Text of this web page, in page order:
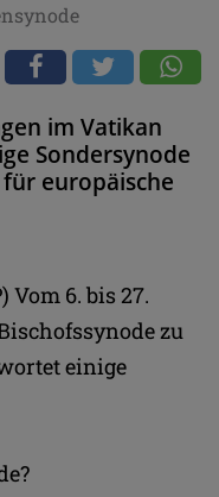
im Vatikan
Sondersynode
europäische
Vom 6. bis 27.
zu
einige